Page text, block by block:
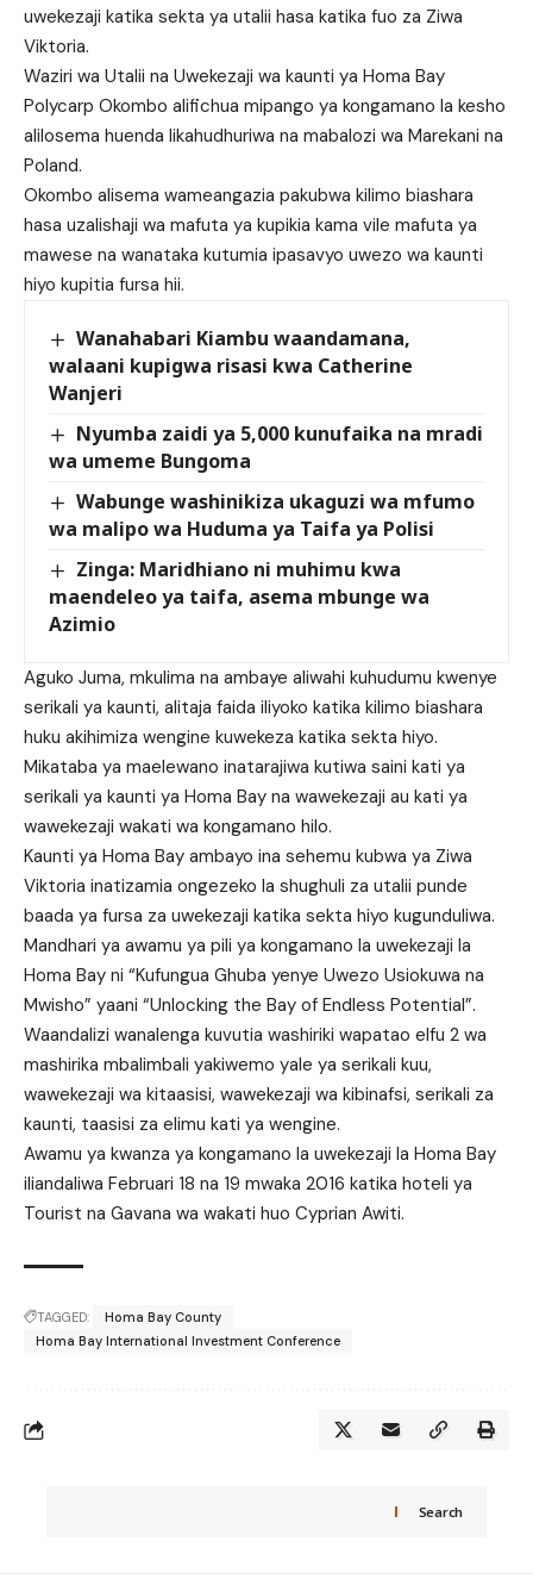
uwekezaji katika sekta ya utalii hasa katika fuo za Ziwa
Viktoria.
Waziri wa Utalii na Uwekezaji wa kaunti ya Homa Bay
Polycarp Okombo alifichua mipango ya kongamano la kesho
alilosema huenda likahudhuriwa na mabalozi wa Marekani na
Poland.
Okombo alisema wameangazia pakubwa kilimo biashara
hasa uzalishaji wa mafuta ya kupikia kama vile mafuta ya
mawese na wanataka kutumia ipasavyo uwezo wa kaunti
hiyo kupitia fursa hii.
Wanahabari Kiambu waandamana,
walaani kupigwa risasi kwa Catherine
Wanjeri
Nyumba zaidi ya 5,000 kunufaika na mradi
wa umeme Bungoma
Wabunge washinikiza ukaguzi wa mfumo
wa malipo wa Huduma ya Taifa ya Polisi
Zinga: Maridhiano ni muhimu kwa
maendeleo ya taifa, asema mbunge wa
Azimio
Aguko Juma, mkulima na ambaye aliwahi kuhudumu kwenye
serikali ya kaunti, alitaja faida iliyoko katika kilimo biashara
huku akihimiza wengine kuwekeza katika sekta hiyo.
Mikataba ya maelewano inatarajiwa kutiwa saini kati ya
serikali ya kaunti ya Homa Bay na wawekezaji au kati ya
wawekezaji wakati wa kongamano hilo.
Kaunti ya Homa Bay ambayo ina sehemu kubwa ya Ziwa
Viktoria inatizamia ongezeko la shughuli za utalii punde
baada ya fursa za uwekezaji katika sekta hiyo kugunduliwa.
Mandhari ya awamu ya pili ya kongamano la uwekezaji la
Homa Bay ni “Kufungua Ghuba yenye Uwezo Usiokuwa na
Mwisho” yaani “Unlocking the Bay of Endless Potential”.
Waandalizi wanalenga kuvutia washiriki wapatao elfu 2 wa
mashirika mbalimbali yakiwemo yale ya serikali kuu,
wawekezaji wa kitaasisi, wawekezaji wa kibinafsi, serikali za
kaunti, taasisi za elimu kati ya wengine.
Awamu ya kwanza ya kongamano la uwekezaji la Homa Bay
iliandaliwa Februari 18 na 19 mwaka 2016 katika hoteli ya
Tourist na Gavana wa wakati huo Cyprian Awiti.
TAGGED:
Homa Bay County
Homa Bay International Investment Conference
Search